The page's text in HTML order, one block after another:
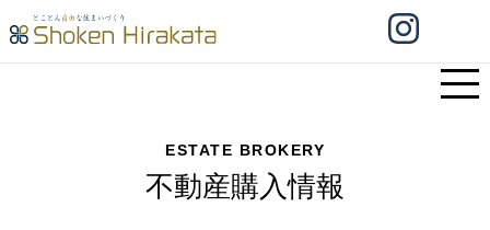
ESTATE BROKERY
不動産購入情報